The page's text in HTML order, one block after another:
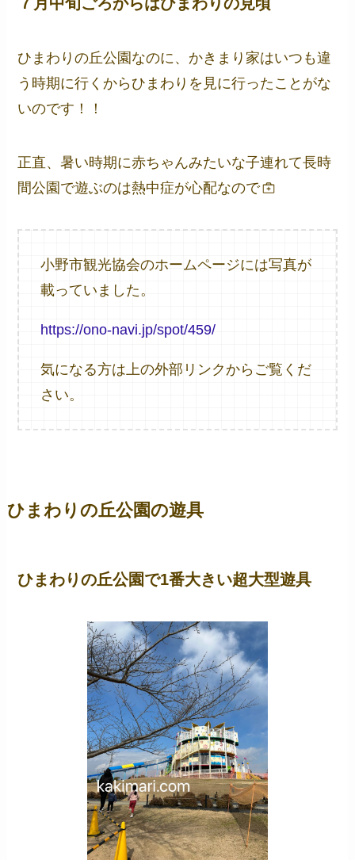
ひまわりの丘公園なのに、かきまり家はいつも違
う時期に行くからひまわりを見に行ったことがな
いのです！！
正直、暑い時期に赤ちゃんみたいな子連れて長時
間公園で遊ぶのは熱中症が心配なので
小野市観光協会のホームページには写真が
載っていました。
https://ono-navi.jp/spot/459/
気になる方は上の外部リンクからご覧くだ
さい。
ひまわりの丘公園の遊具
ひまわりの丘公園で1番大きい超大型遊具